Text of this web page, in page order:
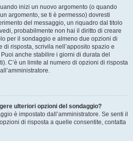
inizi un nuovo argomento (o quando
argomento, se ti è permesso) dovresti
del messaggio, un riquadro dal titolo
probabilmente non hai il diritto di creare
per il sondaggio e almeno due opzioni di
di risposta, scrivila nell’apposito spazio e
Puoi anche stabilire i giorni di durata del
C’è un limite al numero di opzioni di risposta
ulteriori opzioni del sondaggio?
è impostato dall’amministratore. Se senti il
di risposta a quelle consentite, contatta